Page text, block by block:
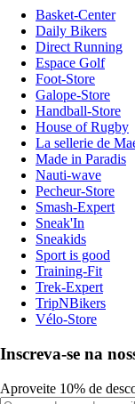
Basket-Center
Daily Bikers
Direct Running
Espace Golf
Foot-Store
Galope-Store
Handball-Store
House of Rugby
La sellerie de
Made in Paradis
Nauti-wave
Pecheur-Store
Smash-Expert
Sneak'In
Sneakids
Sport is good
Training-Fit
Trek-Expert
TripNBikers
Vélo-Store
Inscreva-se na
Aproveite 10% de